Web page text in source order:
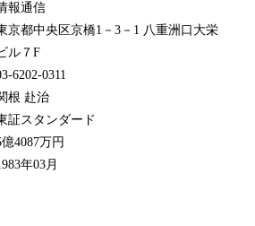
報通信
京都中央区京橋1－3－1 八重洲口大栄
ル７F
6202-0311
根 赴治
証スタンダード
億4087万円
年03月